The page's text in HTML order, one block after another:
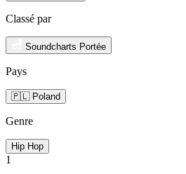
Classé par
Soundcharts Portée
Pays
🇵🇱 Poland
Genre
Hip Hop
1